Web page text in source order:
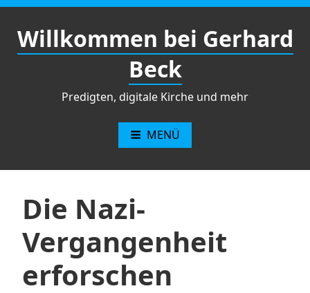
Zum
springen
Willkommen bei Gerhard
Beck
Predigten, digitale Kirche und mehr
MENÜ
Die Nazi-
Vergangenheit
erforschen